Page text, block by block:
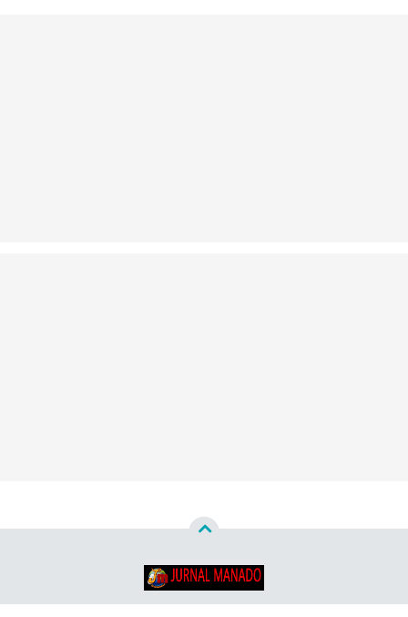
Copyright ©2026Jurnal Manado - Santun & Terpercaya™